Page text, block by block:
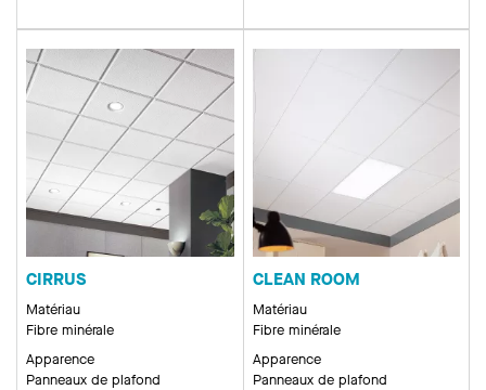
CIRRUS
Matériau
Fibre minérale
Apparence
Panneaux de plafond
CLEAN ROOM
Matériau
Fibre minérale
Apparence
Panneaux de plafond